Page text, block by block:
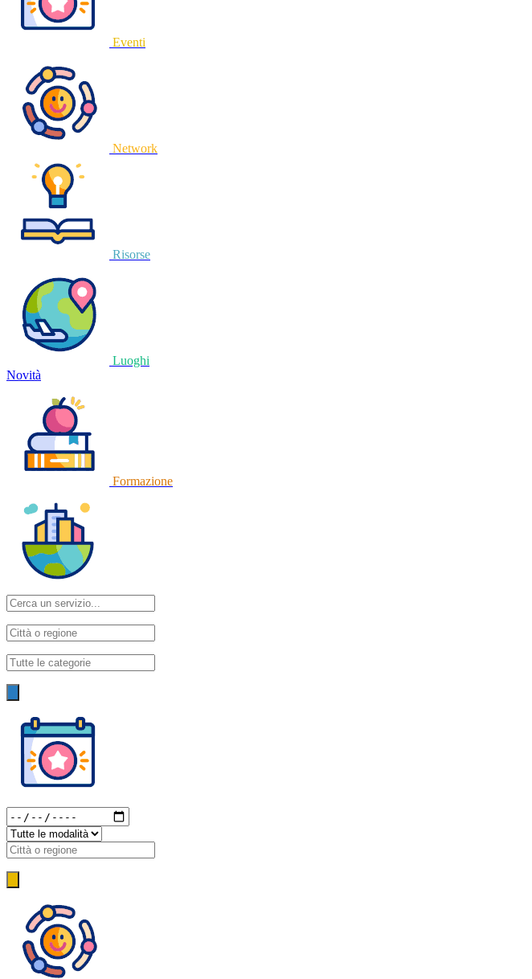
Eventi
Network
Risorse
Luoghi
Novità
Formazione